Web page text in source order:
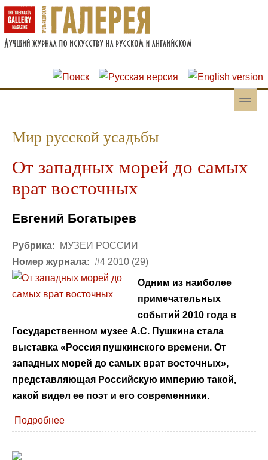
Перейти к основному содержанию
Skip to search
toggle
Мир русской усадьбы
От западных морей до самых
врат восточных
Евгений Богатырев
Рубрика:
МУЗЕИ РОССИИ
Номер журнала: #4 2010 (29)
Одним из наиболее
примечательных
событий 2010 года в
Государственном музее А.С. Пушкина стала
выставка «Россия пушкинского времени. От
западных морей до самых врат восточных»,
представляющая Российскую империю такой,
какой видел ее поэт и его современники.
Подробнее